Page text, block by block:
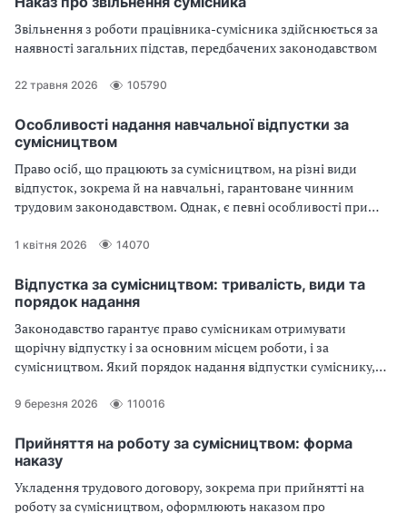
Звільнення з роботи працівника-сумісника здійснюється за
наявності загальних підстав, передбачених законодавством
22 травня 2026 105790
Особливості надання навчальної відпустки за
сумісництвом
Право осіб, що працюють за сумісництвом, на різні види
відпусток, зокрема й на навчальні, гарантоване чинним
трудовим законодавством. Однак, є певні особливості при
1 квітня 2026 14070
Відпустка за сумісництвом: тривалість, види та
порядок надання
Законодавство гарантує право сумісникам отримувати
щорічну відпустку і за основним місцем роботи, і за
сумісництвом. Який порядок надання відпустки суміснику,
підприємстві, чи вносити сумісників до графіка відпусток, чи
розкажемо у статті.
9 березня 2026 110016
Прийняття на роботу за сумісництвом: форма
наказу
Укладення трудового договору, зокрема при прийнятті на
роботу за сумісництвом, оформлюють наказом про